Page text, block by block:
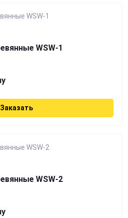
WSW-1
Заказать
WSW-2